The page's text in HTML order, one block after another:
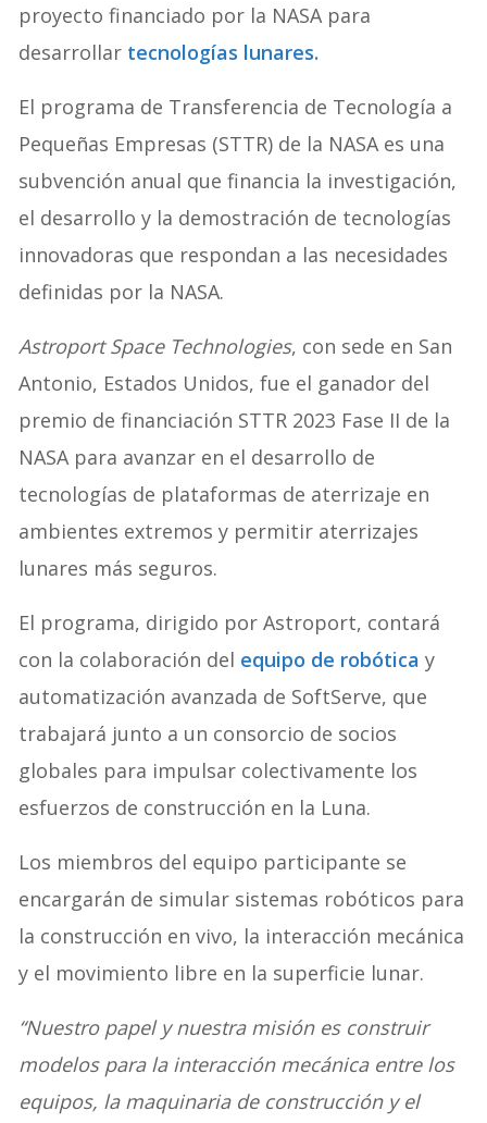
proyecto financiado por la NASA para
desarrollar tecnologías lunares.
El programa de Transferencia de Tecnología a
Pequeñas Empresas (STTR) de la NASA es una
subvención anual que financia la investigación,
el desarrollo y la demostración de tecnologías
innovadoras que respondan a las necesidades
definidas por la NASA.
Astroport Space Technologies, con sede en San
Antonio, Estados Unidos, fue el ganador del
premio de financiación STTR 2023 Fase II de la
NASA para avanzar en el desarrollo de
tecnologías de plataformas de aterrizaje en
ambientes extremos y permitir aterrizajes
lunares más seguros.
El programa, dirigido por Astroport, contará
con la colaboración del equipo de robótica y
automatización avanzada de SoftServe, que
trabajará junto a un consorcio de socios
globales para impulsar colectivamente los
esfuerzos de construcción en la Luna.
Los miembros del equipo participante se
encargarán de simular sistemas robóticos para
la construcción en vivo, la interacción mecánica
y el movimiento libre en la superficie lunar.
“Nuestro papel y nuestra misión es construir
modelos para la interacción mecánica entre los
equipos, la maquinaria de construcción y el